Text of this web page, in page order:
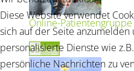
Online-Patientengruppe
05Aug.
Diese Website verwendet
sich auf der Seite anzumelden
personalisierte Dienste wie
persönliche Nachrichten zu